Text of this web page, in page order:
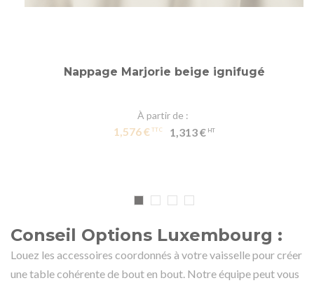
Nappage Marjorie beige ignifugé
À partir de
1,576 € 1,313 €
Conseil Options Luxembourg :
Louez les accessoires coordonnés à votre vaisselle pour créer
une table cohérente de bout en bout. Notre équipe peut vous